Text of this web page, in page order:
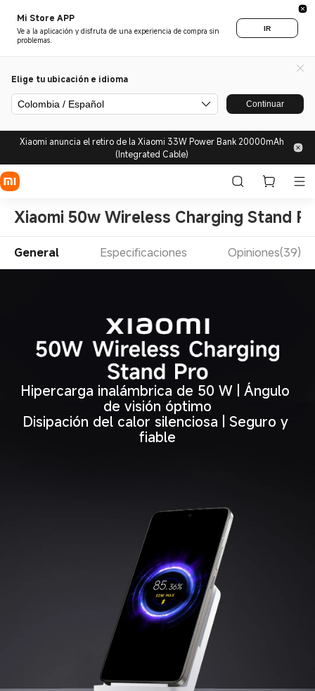
Mi Store APP
Ve a la aplicación y disfruta de una experiencia de compra sin
problemas.
IR
Elige tu ubicación e idioma
Colombia / Español Continuar
Xiaomi anuncia el retiro de la Xiaomi 33W Power Bank 20000mAh
(Integrated Cable)
Xiaomi 50w Wireless Charging Stand
General Especificaciones Opiniones(39)
Hipercarga inalámbrica de 50 W | Ángulo
de visión óptimo
Disipación del calor silenciosa | Seguro y
fiable